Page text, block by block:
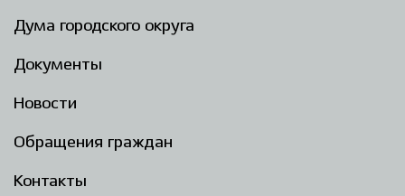
Дума городского округа
Документы
Новости
Обращения граждан
Контакты